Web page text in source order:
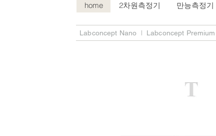
Labconcept Nano l Labconcept Premium
home 2차원측정기 만능측정기